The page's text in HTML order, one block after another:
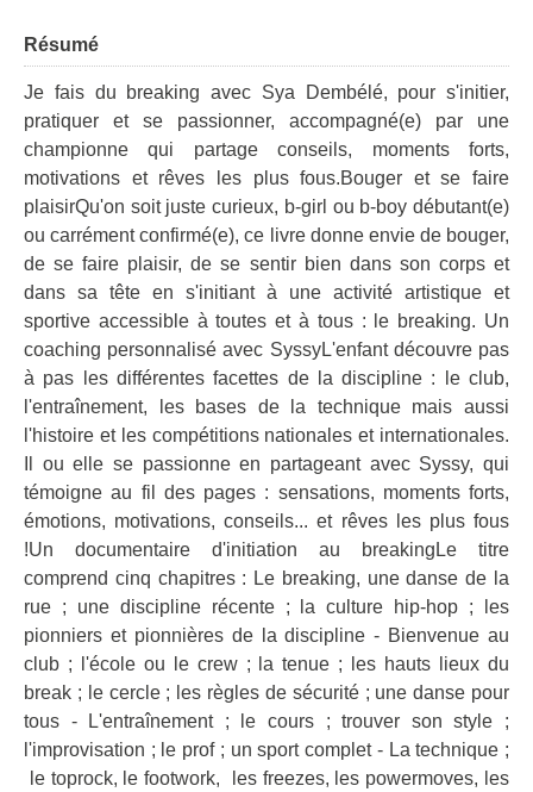
Résumé
Je fais du breaking avec Sya Dembélé, pour s'initier,
pratiquer et se passionner, accompagné(e) par une
championne qui partage conseils, moments forts,
motivations et rêves les plus fous.Bouger et se faire
plaisirQu'on soit juste curieux, b-girl ou b-boy débutant(e)
ou carrément confirmé(e), ce livre donne envie de bouger,
de se faire plaisir, de se sentir bien dans son corps et
dans sa tête en s'initiant à une activité artistique et
sportive accessible à toutes et à tous : le breaking. Un
coaching personnalisé avec SyssyL'enfant découvre pas
à pas les différentes facettes de la discipline : le club,
l'entraînement, les bases de la technique mais aussi
l'histoire et les compétitions nationales et internationales.
Il ou elle se passionne en partageant avec Syssy, qui
témoigne au fil des pages : sensations, moments forts,
émotions, motivations, conseils... et rêves les plus fous
!Un documentaire d'initiation au breakingLe titre
comprend cinq chapitres : Le breaking, une danse de la
rue ; une discipline récente ; la culture hip-hop ; les
pionniers et pionnières de la discipline - Bienvenue au
club ; l'école ou le crew ; la tenue ; les hauts lieux du
break ; le cercle ; les règles de sécurité ; une danse pour
tous - L'entraînement ; le cours ; trouver son style ;
l'improvisation ; le prof ; un sport complet - La technique ;
le toprock, le footwork, les freezes, les powermoves, les